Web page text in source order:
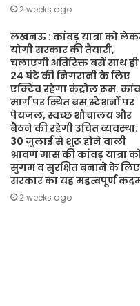
2 weeks ago
लखनऊ : कांवड़ यात्रा को
योगी सरकार की तैयारी,
चलाएगी अतिरिक्त बसें साथ ही
24 घंटे की निगरानी के लिए
एक्टिव रहेगा कंट्रोल रूम.
मार्ग पर स्थित बस स्टेशनों पर
पेयजल, स्वच्छ शौचालय और
बैठने की रहेगी उचित व्यवस्था.
30 जुलाई से शुरू होने वाली
श्रावण मास की कांवड़ यात्रा
सुगम व सुरक्षित बनाने के लिए
सरकार का यह महत्वपूर्ण
2 weeks ago